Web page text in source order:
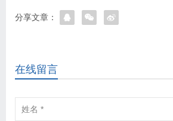
分享文章：
在线留言